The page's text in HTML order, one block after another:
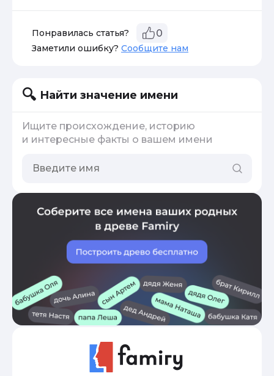
Понравилась статья? 0
Заметили ошибку? Сообщите нам
Найти значение имени
Ищите происхождение, историю
и интересные факты о вашем имени